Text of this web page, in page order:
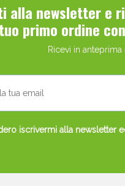
alla newsletter e
primo ordine
Ricevi in
iscrivermi alla newsletter
Scopri le